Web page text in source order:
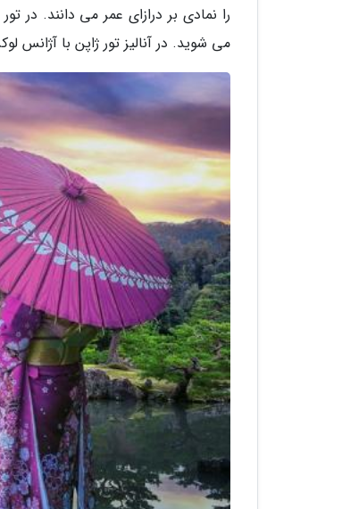
را نمادی بر درازای عمر می دانند. در
می شوید. در آنالیز تور ژاپن با آژانس